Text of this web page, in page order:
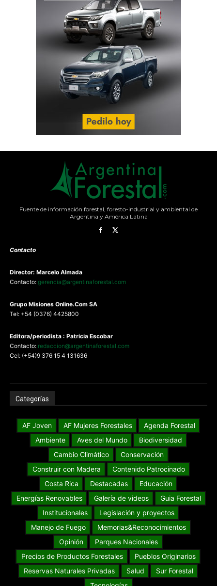
Fuente de información forestal, foresto-industrial y ambiental de
Argentina y América Latina
Contacto
Director: Marcelo Almada
Contacto: gerencia@argentinaforestal.com
Grupo Misiones Online.Com SA
Tel: +54 (0376) 4425800
Editora/periodista : Patricia Escobar
Contacto: redaccion@argentinaforestal.com
Cel: (+54)9 376 15 4 131636
Categorías
AF Joven AF Mujeres Forestales
Agenda Forestal
Ambiente
Aves del Mundo
Biodiversidad
Cambio Climático
Conservación
Construir con Madera
Contenido Patrocinado
Costa Rica
Destacadas
Educación
Energías Renovables
Galería de videos
Guia Forestal
Institucionales
Legislación y proyectos
Manejo de Fuego
Memorias&Reconocimientos
Opinión
Parques Nacionales
Precios de Productos Forestales
Pueblos Originarios
Reservas Naturales Privadas
Salud
Sur Forestal